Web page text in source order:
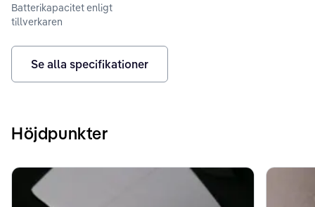
Batterikapacitet enligt
tillverkaren
Se alla specifikationer
Höjdpunkter